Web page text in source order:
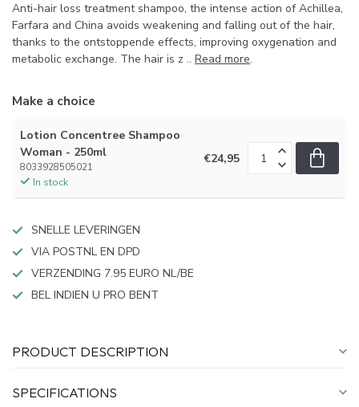
Anti-hair loss treatment shampoo, the intense action of Achillea,
Farfara and China avoids weakening and falling out of the hair,
thanks to the ontstoppende effects, improving oxygenation and
metabolic exchange. The hair is z .. Read more.
Make a choice
Lotion Concentree Shampoo
Woman - 250ml
8033928505021
In stock
€24,95
SNELLE LEVERINGEN
VIA POSTNL EN DPD
VERZENDING 7.95 EURO NL/BE
BEL INDIEN U PRO BENT
PRODUCT DESCRIPTION
SPECIFICATIONS